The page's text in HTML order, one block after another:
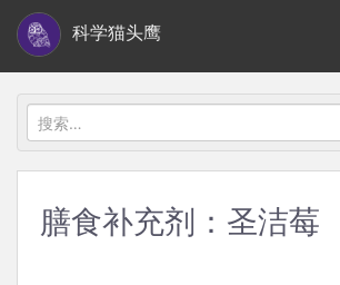
i
科学猫头鹰
搜
索：
膳食补充剂：圣洁莓